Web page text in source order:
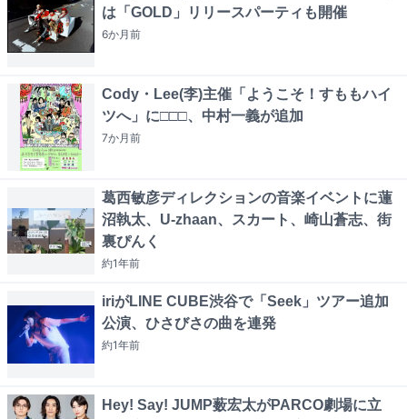
は「GOLD」リリースパーティも開催
6か月前
Cody・Lee(李)主催「ようこそ！すももハイ
ツへ」に□□□、中村一義が追加
7か月前
葛西敏彦ディレクションの音楽イベントに蓮
沼執太、U-zhaan、スカート、崎山蒼志、街
裏ぴんく
約1年前
iriがLINE CUBE渋谷で「Seek」ツアー追加
公演、ひさびさの曲を連発
約1年前
Hey! Say! JUMP薮宏太がPARCO劇場に立